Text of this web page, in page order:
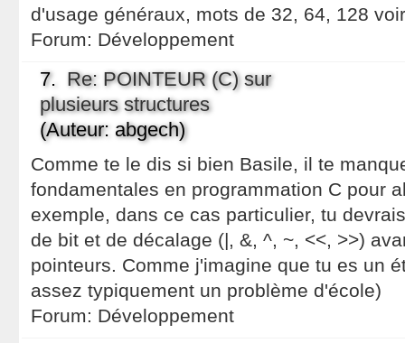
d'usage généraux, mots de 32, 64, 128 voir
Forum: Développement
7. Re: POINTEUR (C) sur
plusieurs structures
(Auteur: abgech)
Comme te le dis si bien Basile, il te
fondamentales en programmation C pour
exemple, dans ce cas particulier, tu
de bit et de décalage (|, &, ^, ~, <<, >>)
pointeurs. Comme j'imagine que tu es un
assez typiquement un problème d'école)
Forum: Développement